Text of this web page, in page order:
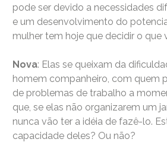
pode ser devido a necessidades
e um desenvolvimento do
mulher tem hoje que decidir o que
Nova: Elas se queixam da
homem companheiro, com quem
de problemas de trabalho a
que, se elas não organizarem um
nunca vão ter a idéia de fazê-lo.
capacidade deles? Ou não?